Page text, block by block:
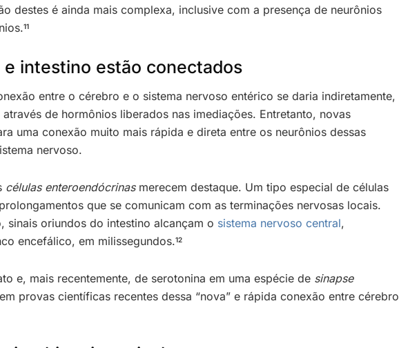
destes é ainda mais complexa, inclusive com a presença de neurônios
11
intestino estão conectados
entre o cérebro e o sistema nervoso entérico se daria indiretamente,
de hormônios liberados nas imediações. Entretanto, novas
uma conexão muito mais rápida e direta entre os neurônios dessas
nervoso.
células enteroendócrinasmerecem destaque. Um tipo especial de células
que se comunicam com as terminações nervosas locais.
sinais oriundos do intestino alcançam o sistema nervoso central,
encefálico, em milissegundos.12
e, mais recentemente, de serotonina em uma espécie de sinapse
provas científicas recentes dessa “nova” e rápida conexão entre cérebro